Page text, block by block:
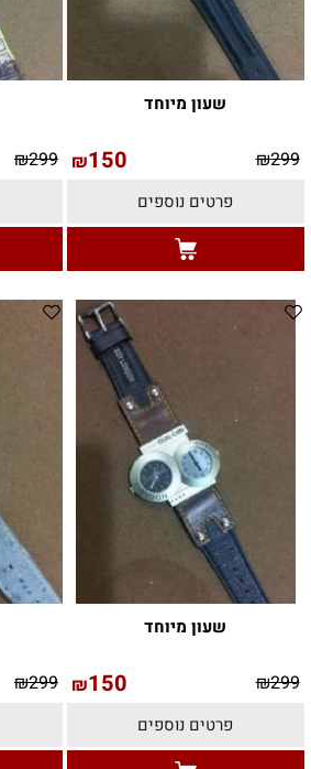
שעון מיוחד
₪299
₪150
פרטים נוספים
₪299
שעון מיוחד
₪299
₪150
פרטים נוספים
₪299